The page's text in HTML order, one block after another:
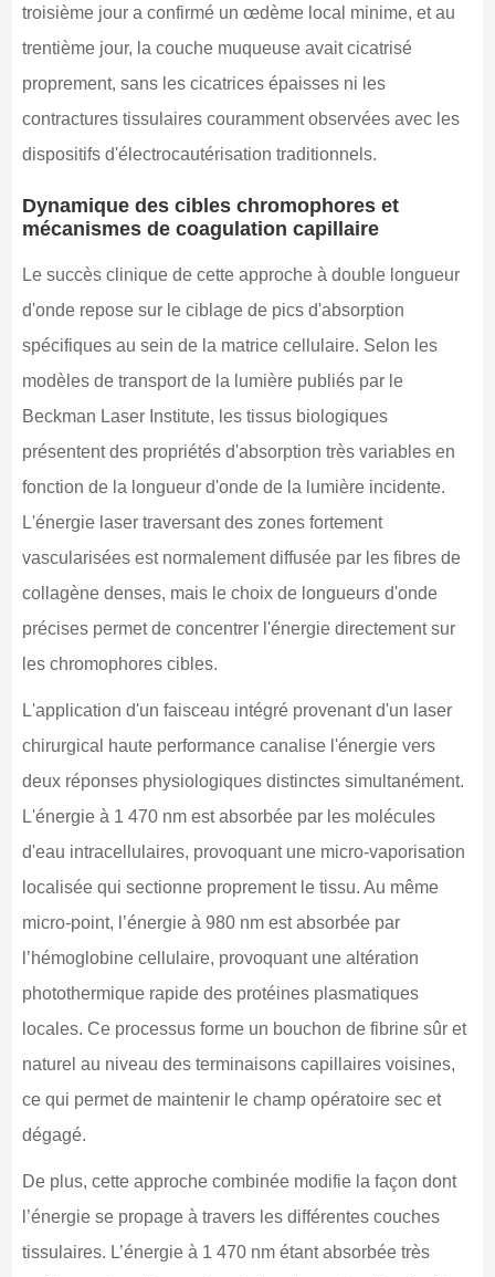
troisième jour a confirmé un œdème local minime, et au
trentième jour, la couche muqueuse avait cicatrisé
proprement, sans les cicatrices épaisses ni les
contractures tissulaires couramment observées avec les
dispositifs d'électrocautérisation traditionnels.
Dynamique des cibles chromophores et
mécanismes de coagulation capillaire
Le succès clinique de cette approche à double longueur
d'onde repose sur le ciblage de pics d'absorption
spécifiques au sein de la matrice cellulaire. Selon les
modèles de transport de la lumière publiés par le
Beckman Laser Institute, les tissus biologiques
présentent des propriétés d'absorption très variables en
fonction de la longueur d'onde de la lumière incidente.
L'énergie laser traversant des zones fortement
vascularisées est normalement diffusée par les fibres de
collagène denses, mais le choix de longueurs d'onde
précises permet de concentrer l'énergie directement sur
les chromophores cibles.
L'application d'un faisceau intégré provenant d'un laser
chirurgical haute performance canalise l'énergie vers
deux réponses physiologiques distinctes simultanément.
L'énergie à 1 470 nm est absorbée par les molécules
d'eau intracellulaires, provoquant une micro-vaporisation
localisée qui sectionne proprement le tissu. Au même
micro-point, l’énergie à 980 nm est absorbée par
l’hémoglobine cellulaire, provoquant une altération
photothermique rapide des protéines plasmatiques
locales. Ce processus forme un bouchon de fibrine sûr et
naturel au niveau des terminaisons capillaires voisines,
ce qui permet de maintenir le champ opératoire sec et
dégagé.
De plus, cette approche combinée modifie la façon dont
l’énergie se propage à travers les différentes couches
tissulaires. L’énergie à 1 470 nm étant absorbée très